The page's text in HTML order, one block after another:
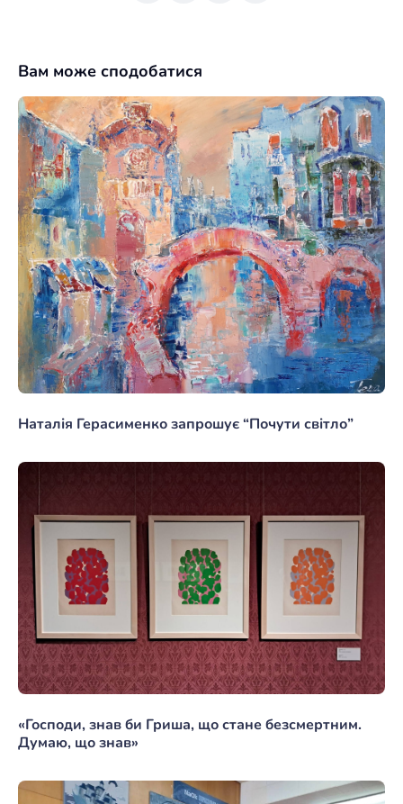
Вам може сподобатися
Наталія Герасименко запрошує “Почути світло”
«Господи, знав би Гриша, що стане безсмертним.
Думаю, що знав»